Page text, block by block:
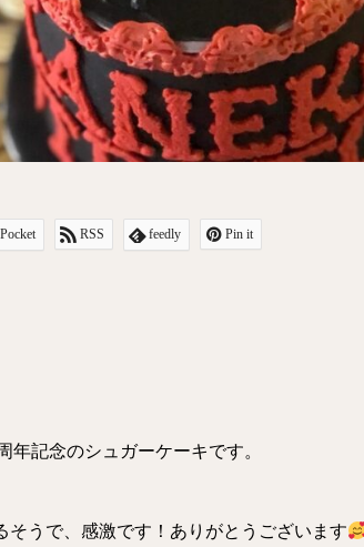
Pocket RSS feedly Pin it
年記念のシュガーケーキです。
そうで、感激です！ありがとうございます